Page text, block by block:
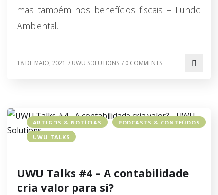
mas também nos benefícios fiscais – Fundo
Ambiental.
18 DE MAIO, 2021 / UWU SOLUTIONS / 0 COMMENTS
ARTIGOS & NOTÍCIAS
PODCASTS & CONTEÚDOS
UWU TALKS
UWU Talks #4 – A contabilidade
cria valor para si?